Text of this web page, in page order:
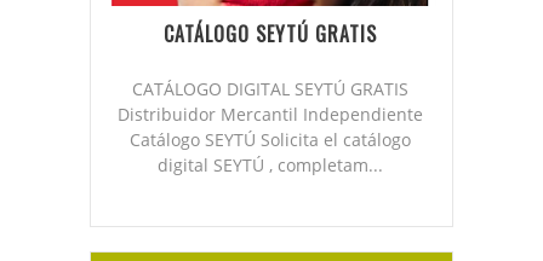
CATÁLOGO SEYTÚ GRATIS
CATÁLOGO DIGITAL SEYTÚ GRATIS
Distribuidor Mercantil Independiente
Catálogo SEYTÚ Solicita el catálogo
digital SEYTÚ , completam...